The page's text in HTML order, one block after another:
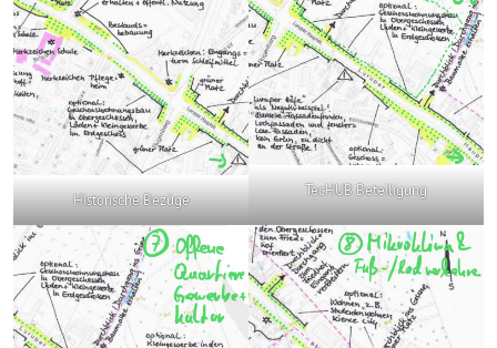
Historische Bezüge
TecHUB Beteiligung